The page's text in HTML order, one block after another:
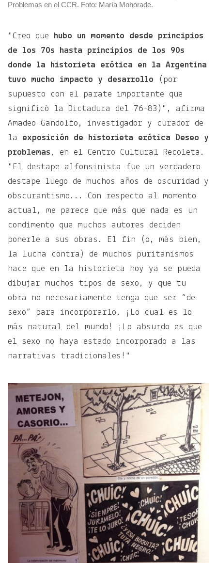
Problemas en el CCR. Foto: María Mohorade.
"Creo que hubo un momento desde principios
de los 70s hasta principios de los 90s
donde la historieta erótica en la Argentina
tuvo mucho impacto y desarrollo
(por
supuesto con el parate importante que
significó la Dictadura del 76-83)", afirma
Amadeo Gandolfo, investigador y curador de
la exposición de historieta erótica Deseo y
problemas , en el Centro Cultural Recoleta.
"El destape alfonsinista fue un verdadero
destape luego de muchos años de oscuridad y
obscurantismo... Con respecto al momento
actual, me parece que más que nada es un
condimento que muchos autores deciden
ponerle a sus obras. El fin (o, más bien,
la lucha contra) de muchos puritanismos
hace que en la historieta hoy ya se pueda
dibujar muchos tipos de sexo, y que tu
obra no necesariamente tenga que ser “de
sexo” para incorporarlo. ¡Lo cual es lo
más natural del mundo! ¡Lo absurdo es que
el sexo no haya estado incorporado a las
narrativas tradicionales!"